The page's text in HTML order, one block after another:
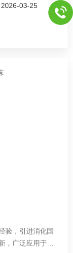
2026-03-25
验，引进消化国
，广泛应用于温